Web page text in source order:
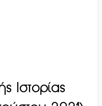
Ιστορίας